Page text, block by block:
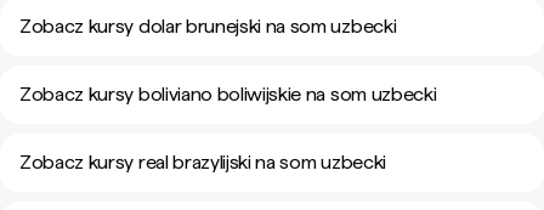
Zobacz kursy dolar brunejski na som uzbecki
Zobacz kursy boliviano boliwijskie na som uzbecki
Zobacz kursy real brazylijski na som uzbecki